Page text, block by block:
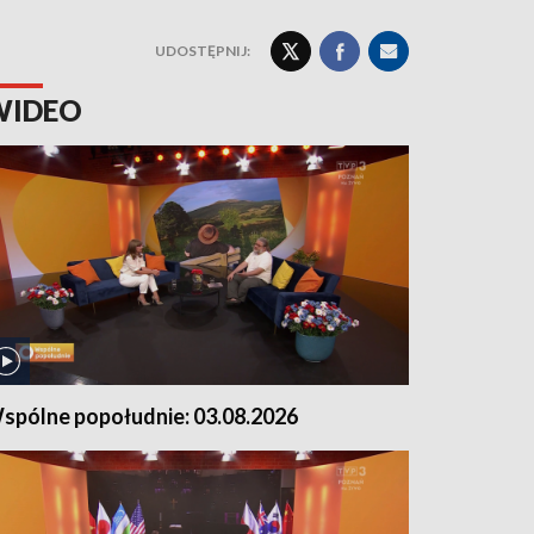
UDOSTĘPNIJ:
popołudnie: 03.08.2026